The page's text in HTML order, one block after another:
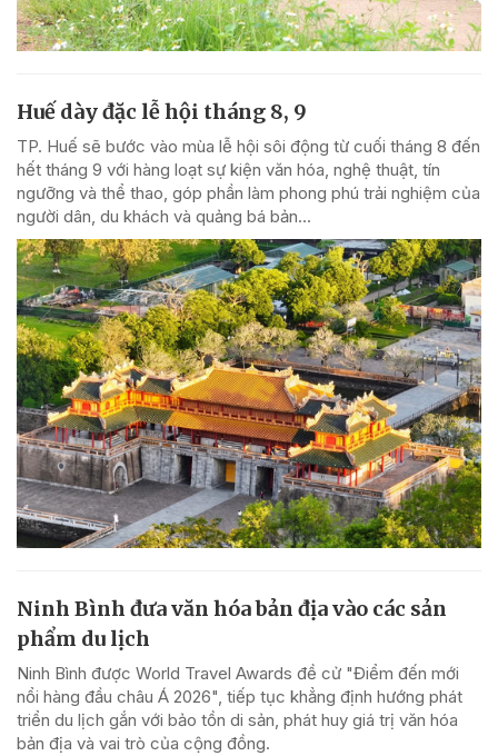
Huế dày đặc lễ hội tháng 8, 9
TP. Huế sẽ bước vào mùa lễ hội sôi động từ cuối tháng 8 đến
hết tháng 9 với hàng loạt sự kiện văn hóa, nghệ thuật, tín
ngưỡng và thể thao, góp phần làm phong phú trải nghiệm của
người dân, du khách và quảng bá bản...
Ninh Bình đưa văn hóa bản địa vào các sản
phẩm du lịch
Ninh Bình được World Travel Awards đề cử "Điểm đến mới
nổi hàng đầu châu Á 2026", tiếp tục khẳng định hướng phát
triển du lịch gắn với bảo tồn di sản, phát huy giá trị văn hóa
bản địa và vai trò của cộng đồng.